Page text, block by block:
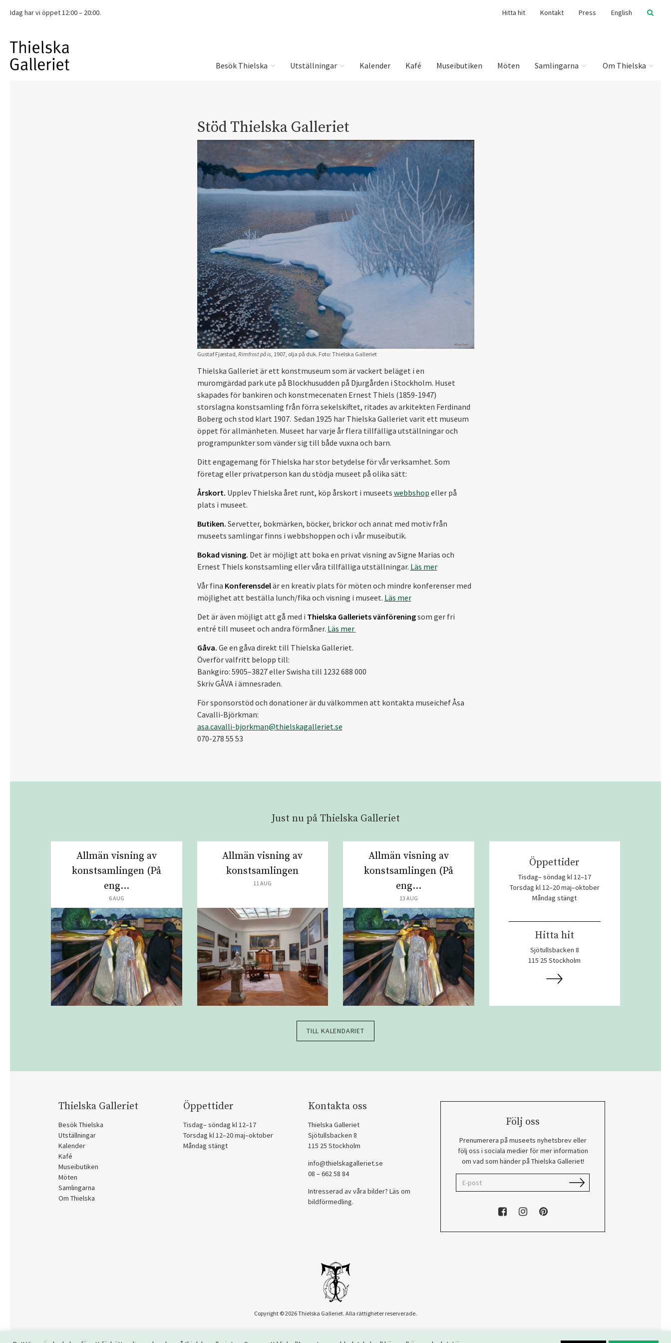
Idag har vi öppet 12:00 – 20:00. Hitta hit Kontakt Press English
Besök Thielska Utställningar Kalender Kafé Museibutiken Möten Samlingarna Om Thielska
Stöd Thielska Galleriet
Gustaf Fjæstad, Rimfrost på is, 1907, olja på duk. Foto: Thielska Galleriet
Thielska Galleriet är ett konstmuseum som är vackert beläget i en
muromgärdad park ute på Blockhusudden på Djurgården i Stockholm. Huset
skapades för bankiren och konstmecenaten Ernest Thiels (1859-1947)
storslagna konstsamling från förra sekelskiftet, ritades av arkitekten Ferdinand
Boberg och stod klart 1907. Sedan 1925 har Thielska Galleriet varit ett museum
öppet för allmänheten. Museet har varje år flera tillfälliga utställningar och
programpunkter som vänder sig till både vuxna och barn.
Ditt engagemang för Thielska har stor betydelse för vår verksamhet. Som
företag eller privatperson kan du stödja museet på olika sätt:
Årskort. Upplev Thielska året runt, köp årskort i museets webbshop eller på
plats i museet.
Butiken. Servetter, bokmärken, böcker, brickor och annat med motiv från
museets samlingar finns i webbshoppen och i vår museibutik.
Bokad visning. Det är möjligt att boka en privat visning av Signe Marias och
Ernest Thiels konstsamling eller våra tillfälliga utställningar. Läs mer
Vår fina Konferensdelär en kreativ plats för möten och mindre konferenser med
möjlighet att beställa lunch/fika och visning i museet. Läs mer
Det är även möjligt att gå med i Thielska Galleriets vänföreningsom ger fri
entré till museet och andra förmåner. Läs mer
Gåva. Ge en gåva direkt till Thielska Galleriet.
Överför valfritt belopp till:
Bankgiro: 5905–3827 eller Swisha till 1232 688 000
Skriv GÅVA i ämnesraden.
För sponsorstöd och donationer är du välkommen att kontakta museichef Åsa
Cavalli-Björkman:
asa.cavalli-bjorkman@thielskagalleriet.se
070-278 55 53
Just nu på Thielska Galleriet
Allmän visning av
konstsamlingen (På
eng...
6 AUG
Allmän visning av
konstsamlingen
11 AUG
Allmän visning av
konstsamlingen (På
eng...
13 AUG
Öppettider
Tisdag– söndag kl 12–17
Torsdag kl 12–20 maj–oktober
Måndag stängt
Hitta hit
Sjötullsbacken 8
115 25 Stockholm
TILL KALENDARIET
Thielska Galleriet
Besök Thielska
Utställningar
Kalender
Kafé
Museibutiken
Möten
Samlingarna
Om Thielska
Öppettider
Tisdag– söndag kl 12–17
Torsdag kl 12–20 maj–oktober
Måndag stängt
Kontakta oss
Thielska Galleriet
Sjötullsbacken 8
115 25 Stockholm
info@thielskagalleriet.se
08 – 662 58 84
Intresserad av våra bilder? Läs om
bildförmedling.
Följ oss
Prenumerera på museets nyhetsbrev eller
följ oss i sociala medier för mer information
om vad som händer på Thielska Galleriet!
Copyright © 2026 Thielska Galleriet. Alla rättigheter reserverade.